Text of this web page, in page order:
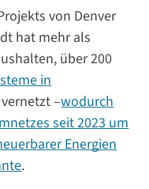
von Denver
hat mehr als
über 200
in
–wodurch
seit 2023 um
Energien
.